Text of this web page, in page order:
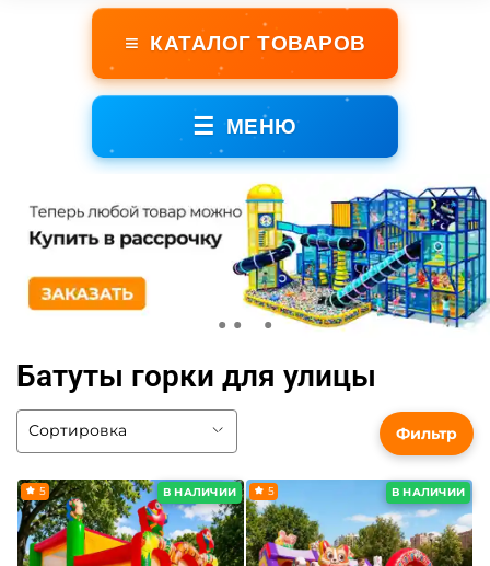
≡ КАТАЛОГ ТОВАРОВ
☰ МЕНЮ
Батуты горки для улицы
В НАЛИЧИИ
5 В НАЛИЧИИ
5
Фильтр